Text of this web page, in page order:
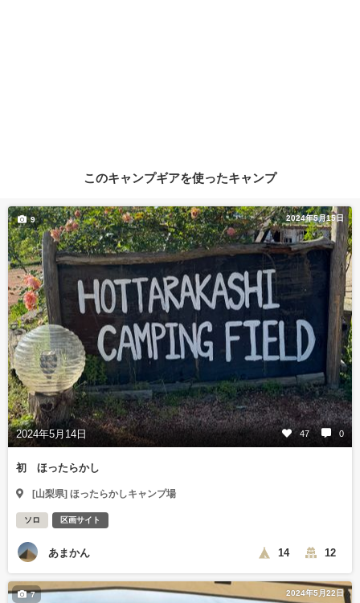
このキャンプギアを使ったキャンプ
2024年5月15日
2024年5月14日 47 0
9
初 ほったらかし
[山梨県] ほったらかしキャンプ場
ソロ 区画サイト
あまかん 14 12
2024年5月22日
7